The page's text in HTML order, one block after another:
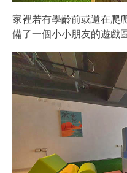
家裡若有學齡前或還在爬
備了一個小小朋友的遊戲